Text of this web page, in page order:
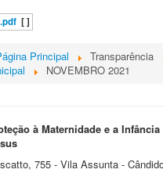
[ ]
Principal
Transparência
NOVEMBRO 2021
à Maternidade e a Infância
755 - Vila Assunta -